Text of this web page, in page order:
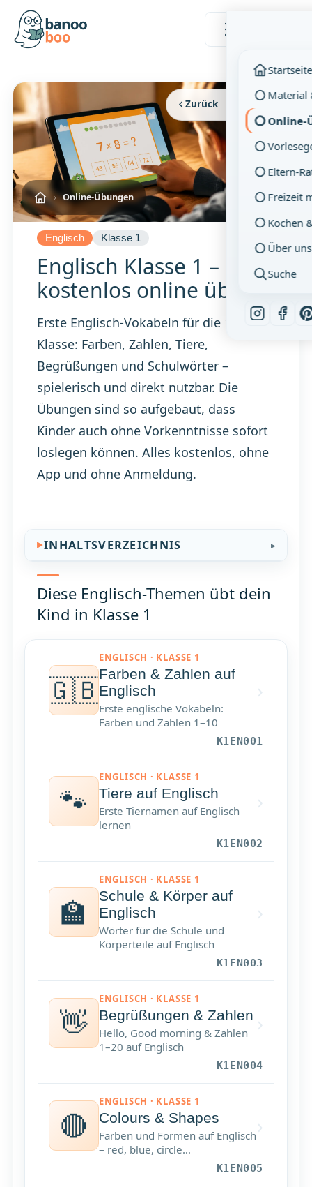
Startseite
Material
Online-
Eltern-
Freizeit
Kochen
Über uns
Suche
Zurück Vollbild
› Online-Übungen
Englisch Klasse 1
Englisch Klasse 1 –
kostenlos online üben
Erste Englisch-Vokabeln für die 1.
Klasse: Farben, Zahlen, Tiere,
Begrüßungen und Schulwörter –
spielerisch und direkt nutzbar. Die
Übungen sind so aufgebaut, dass
Kinder auch ohne Vorkenntnisse sofort
loslegen können. Alles kostenlos, ohne
App und ohne Anmeldung.
INHALTSVERZEICHNIS
Diese Englisch-Themen übt dein
Kind in Klasse 1
🇬🇧
ENGLISCH · KLASSE 1
Farben & Zahlen auf
Englisch
Erste englische Vokabeln:
Farben und Zahlen 1–10
K1EN001
›
🐾
ENGLISCH · KLASSE 1
Tiere auf Englisch
Erste Tiernamen auf Englisch
lernen
K1EN002
›
🏫
ENGLISCH · KLASSE 1
Schule & Körper auf
Englisch
Wörter für die Schule und
Körperteile auf Englisch
K1EN003
›
👋
ENGLISCH · KLASSE 1
Begrüßungen & Zahlen
Hello, Good morning & Zahlen
1–20 auf Englisch
K1EN004
›
🔴
ENGLISCH · KLASSE 1
Colours & Shapes
Farben und Formen auf Englisch
– red, blue, circle…
K1EN005
›